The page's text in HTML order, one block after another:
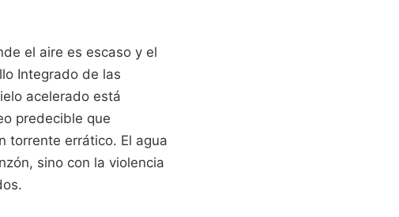
el aire es escaso y el
Integrado de las
acelerado está
predecible que
torrente errático. El agua
sino con la violencia